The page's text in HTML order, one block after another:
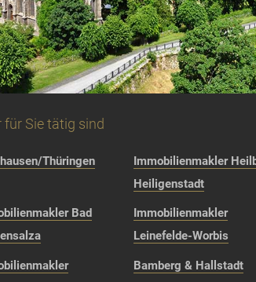
für Sie tätig sind
Thüringen
Immobilienmakler
Heiligenstadt
Bad
Immobilienmakler
Leinefelde-Worbis
Bamberg & Hallstadt